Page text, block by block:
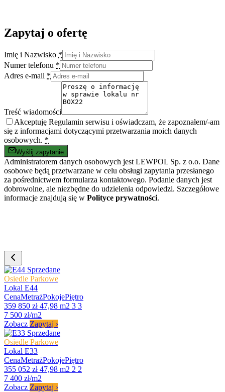
Zapytaj o ofertę
Imię i Nazwisko *
Numer telefonu *
Adres e-mail *
Treść wiadomości
Akceptuję Regulamin serwisu i oświadczam, że zapoznałem/-am
się z informacjami dotyczącymi przetwarzania moich danych
osobowych. *
Wyślij zapytanie
Administratorem danych osobowych jest LEWPOL Sp. z o.o. Dane
osobowe będą przetwarzane w celu obsługi zapytania przesłanego
za pośrednictwem formularza kontaktowego. Podanie danych jest
dobrowolne, ale niezbędne do udzielenia odpowiedzi. Szczegółowe
informacje znajdują się w Polityce prywatności.
Sprzedane
Osiedle Parkowe
Lokal E44
CenaMetrażPokojePiętro
359 850 zł 47,98 m2 3 3
7 500 zł/m2
Zobacz Zapytaj ›
Sprzedane
Osiedle Parkowe
Lokal E33
CenaMetrażPokojePiętro
355 052 zł 47,98 m2 2 2
7 400 zł/m2
Zobacz Zapytaj ›